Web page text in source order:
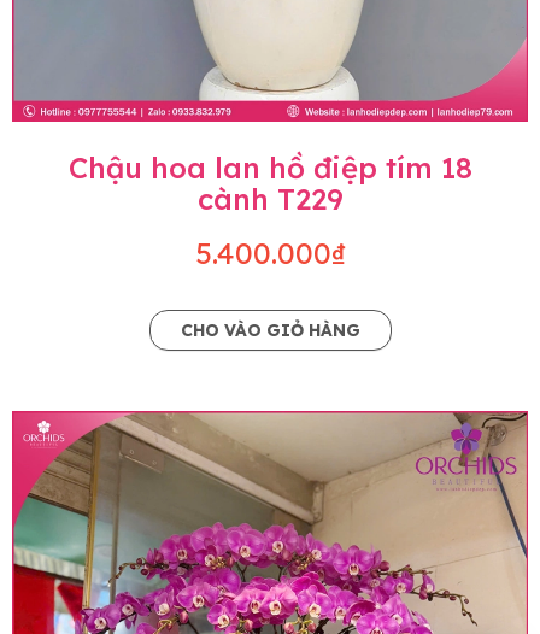
Chậu hoa lan hồ điệp tím 18
cành T229
5.400.000₫
CHO VÀO GIỎ HÀNG